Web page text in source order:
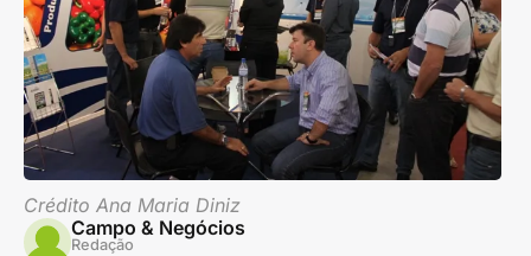
Crédito Ana Maria Diniz
Campo & Negócios
Redação